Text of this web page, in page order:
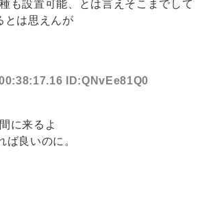
も設置可能、とは言えそこまでして
とは思えんが
ID:QNvEe81Q0
に来るよ
ば良いのに。